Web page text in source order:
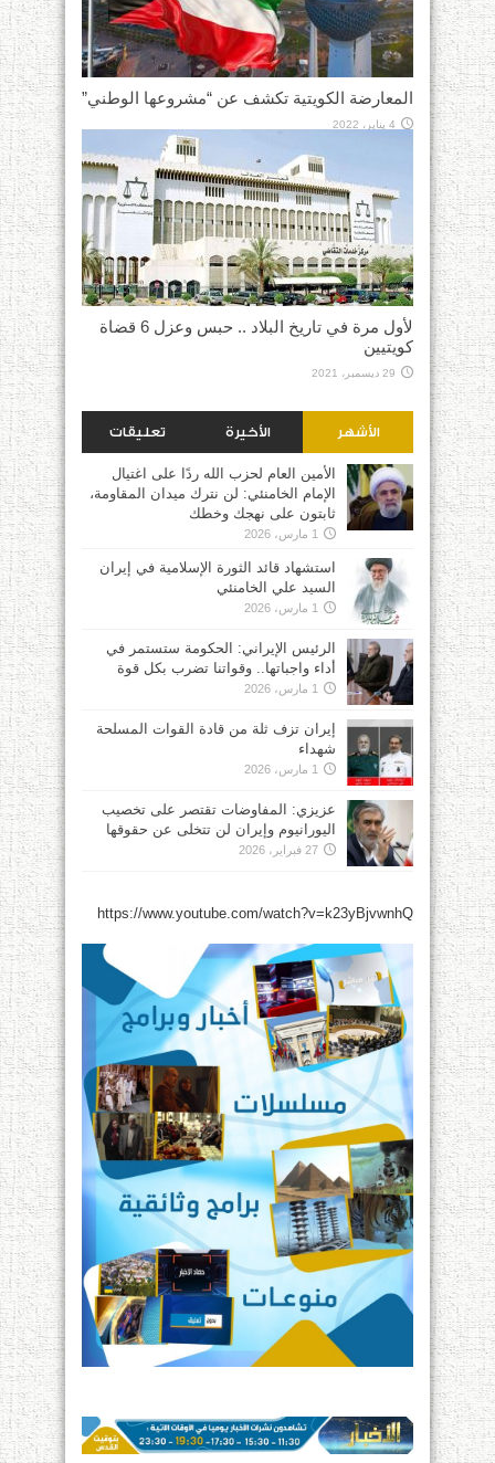
المعارضة الكويتية تكشف عن “مشروعها الوطني”
4 يناير، 2022
لأول مرة في تاريخ البلاد .. حبس وعزل 6 قضاة
كويتيين
29 ديسمبر، 2021
الأشهر الأخيرة تعليقات
الأمين العام لحزب الله ردًا على اغتيال
الإمام الخامنئي: لن نترك ميدان المقاومة،
ثابتون على نهجك وخطك
1 مارس، 2026
استشهاد قائد الثورة الإسلامية في إيران
السيد علي الخامنئي
1 مارس، 2026
الرئيس الإيراني: الحكومة ستستمر في
أداء واجباتها.. وقواتنا تضرب بكل قوة
1 مارس، 2026
إيران تزف ثلة من قادة القوات المسلحة
شهداء
1 مارس، 2026
عزيزي: المفاوضات تقتصر على تخصيب
اليورانيوم وإيران لن تتخلى عن حقوقها
27 فبراير، 2026
https://www.youtube.com/watch?v=k23yBjvwnhQ